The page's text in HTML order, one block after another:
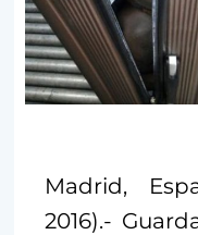
Madrid,
2016).-